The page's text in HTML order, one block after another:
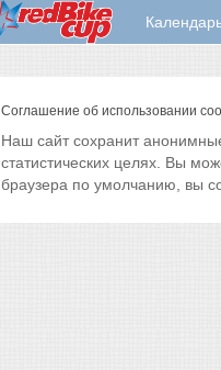
Соглашение об использовании
Наш сайт сохранит
статистических целях. Вы
браузера по умолчанию, вы